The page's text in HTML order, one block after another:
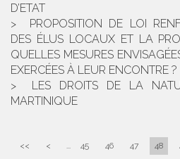
D’ETAT
PROPOSITION DE LOI
DES ÉLUS LOCAUX ET LA
QUELLES MESURES
EXERCÉES À LEUR ENCONTRE ?
LES DROITS DE LA
MARTINIQUE
<< < ... 45 46 47 48